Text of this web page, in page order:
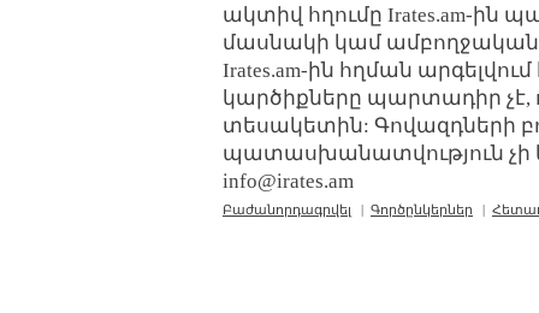
ակտիվ հղումը Irates.am-ին
մասնակի կամ ամբողջական
Irates.am-ին հղման
կարծիքները պարտադիր չէ,
տեսակետին: Գովազդների
պատասխանատվություն չի
info@irates.am
Բաժանորդագրվել | Գործընկերներ |